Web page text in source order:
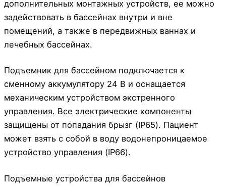
дополнительных монтажных устройств, ее можно
задействовать в бассейнах внутри и вне
помещений, а также в передвижных ваннах и
лечебных бассейнах.
Подъемник для бассейном подключается к
сменному аккумулятору 24 В и оснащается
механическим устройством экстренного
управления. Все электрические компоненты
защищены от попадания брызг (IP65). Пациент
может взять с собой в воду водонепроницаемое
устройство управления (IP66).
Подъемные устройства для бассейнов